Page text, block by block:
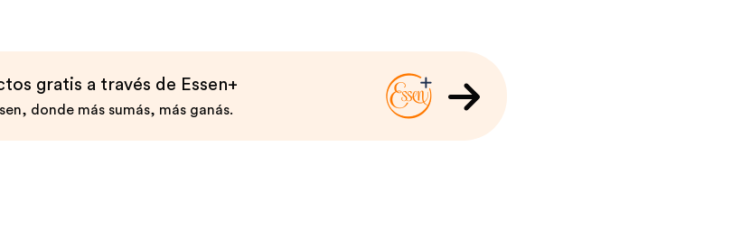
gratis a través de Essen+
donde más sumás, más ganás.